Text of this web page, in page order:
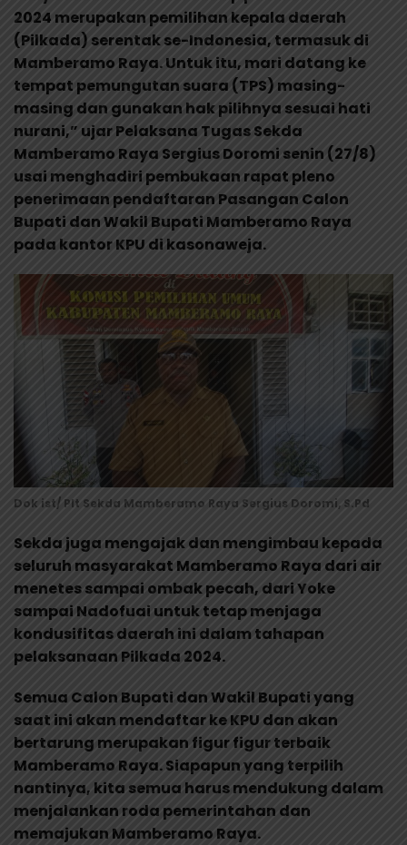
2024 merupakan pemilihan kepala daerah
(Pilkada) serentak se-Indonesia, termasuk di
Mamberamo Raya. Untuk itu, mari datang ke
tempat pemungutan suara (TPS) masing-
masing dan gunakan hak pilihnya sesuai hati
nurani,” ujar Pelaksana Tugas Sekda
Mamberamo Raya Sergius Doromi senin (27/8)
usai menghadiri pembukaan rapat pleno
penerimaan pendaftaran Pasangan Calon
Bupati dan Wakil Bupati Mamberamo Raya
pada kantor KPU di kasonaweja.
Dok ist/ Plt Sekda Mamberamo Raya Sergius Doromi, S.Pd
Sekda juga mengajak dan mengimbau kepada
seluruh masyarakat Mamberamo Raya dari air
menetes sampai ombak pecah, dari Yoke
sampai Nadofuai untuk tetap menjaga
kondusifitas daerah ini dalam tahapan
pelaksanaan Pilkada 2024.
Semua Calon Bupati dan Wakil Bupati yang
saat ini akan mendaftar ke KPU dan akan
bertarung merupakan figur figur terbaik
Mamberamo Raya. Siapapun yang terpilih
nantinya, kita semua harus mendukung dalam
menjalankan roda pemerintahan dan
memajukan Mamberamo Raya.